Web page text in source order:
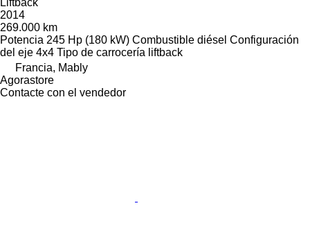
2014
269.000 km
Potencia 245 Hp (180 kW) Combustible diésel Configuración
del eje 4x4 Tipo de carrocería liftback
Francia, Mably
Agorastore
Contacte con el vendedor